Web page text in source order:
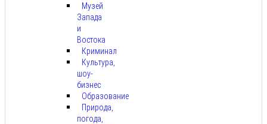
Музей
Запада
и
Востока
Криминал
Культура,
шоу-
бизнес
Образование
Природа,
погода,